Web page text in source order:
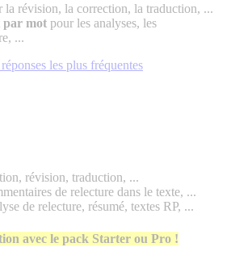
la révision, la correction, la traduction, ...
par mot pour les analyses, les
...
les plus fréquentes
révision, traduction, ...
de relecture dans le texte, ...
de relecture, résumé, textes RP, ...
avec le pack Starter ou Pro !